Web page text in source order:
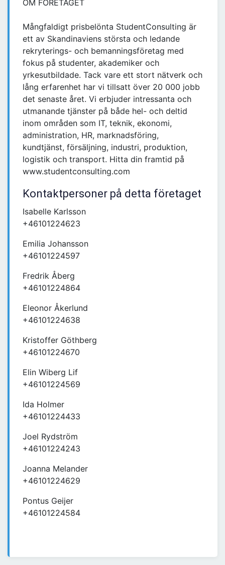
OM FÖRETAGET
Mångfaldigt prisbelönta StudentConsulting är
ett av Skandinaviens största och ledande
rekryterings- och bemanningsföretag med
fokus på studenter, akademiker och
yrkesutbildade. Tack vare ett stort nätverk och
lång erfarenhet har vi tillsatt över 20 000 jobb
det senaste året. Vi erbjuder intressanta och
utmanande tjänster på både hel- och deltid
inom områden som IT, teknik, ekonomi,
administration, HR, marknadsföring,
kundtjänst, försäljning, industri, produktion,
logistik och transport. Hitta din framtid på
www.studentconsulting.com
Kontaktpersoner på detta företaget
Isabelle Karlsson
+46101224623
Emilia Johansson
+46101224597
Fredrik Åberg
+46101224864
Eleonor Åkerlund
+46101224638
Kristoffer Göthberg
+46101224670
Elin Wiberg Lif
+46101224569
Ida Holmer
+46101224433
Joel Rydström
+46101224243
Joanna Melander
+46101224629
Pontus Geijer
+46101224584